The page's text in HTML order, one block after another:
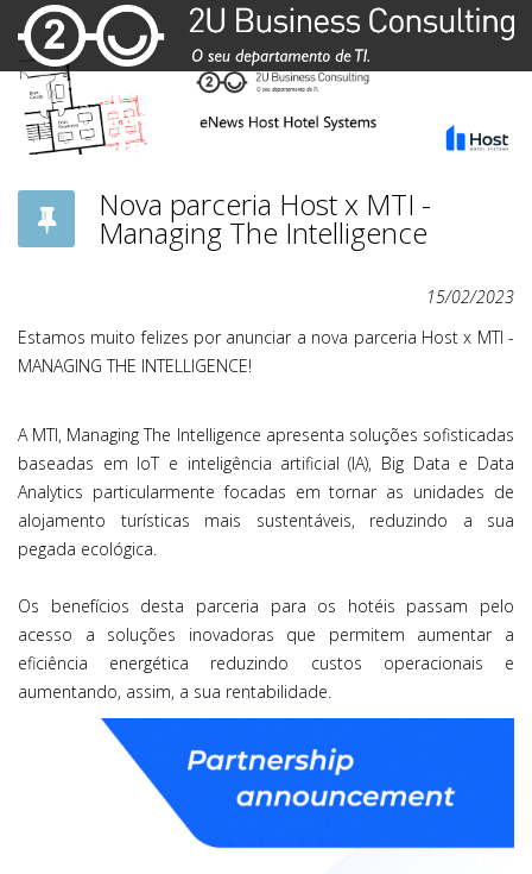
Nova parceria Host x MTI -
Managing The Intelligence
15/02/2023
Estamos muito felizes por anunciar a nova parceria Host x MTI -
MANAGING THE INTELLIGENCE!
A MTI, Managing The Intelligence apresenta soluções sofisticadas
baseadas em IoT e inteligência artificial (IA), Big Data e Data
Analytics particularmente focadas em tornar as unidades de
alojamento turísticas mais sustentáveis, reduzindo a sua
pegada ecológica.
Os benefícios desta parceria para os hotéis passam pelo
acesso a soluções inovadoras que permitem aumentar a
eficiência energética reduzindo custos operacionais e
aumentando, assim, a sua rentabilidade.